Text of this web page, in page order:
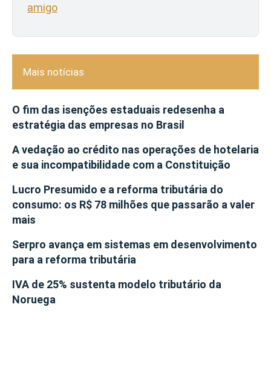
amigo
Mais notícias
O fim das isenções estaduais redesenha a
estratégia das empresas no Brasil
A vedação ao crédito nas operações de hotelaria
e sua incompatibilidade com a Constituição
Lucro Presumido e a reforma tributária do
consumo: os R$ 78 milhões que passarão a valer
mais
Serpro avança em sistemas em desenvolvimento
para a reforma tributária
IVA de 25% sustenta modelo tributário da
Noruega